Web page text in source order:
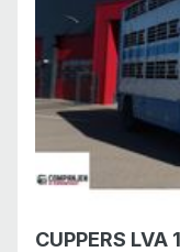
CUPPERS LVA